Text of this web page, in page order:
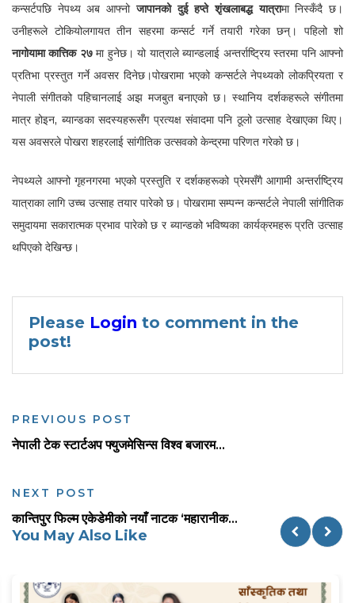
कन्सर्टपछि नेपथ्य अब आफ्नोजापानको दुई हप्ते शृंखलाबद्ध यात्रामा निस्कँदै छ।
उनीहरूले टोकियोलगायत तीन सहरमा कन्सर्ट गर्ने तयारी गरेका छन्। पहिलो शो
नागोयामा कात्तिक २७मा हुनेछ। यो यात्राले ब्यान्डलाई अन्तर्राष्ट्रिय स्तरमा पनि आफ्नो
प्रतिभा प्रस्तुत गर्ने अवसर दिनेछ।पोखरामा भएको कन्सर्टले नेपथ्यको लोकप्रियता र
नेपाली संगीतको पहिचानलाई अझ मजबुत बनाएको छ। स्थानिय दर्शकहरूले संगीतमा
मात्र होइन, ब्यान्डका सदस्यहरूसँग प्रत्यक्ष संवादमा पनि ठूलो उत्साह देखाएका थिए।
यस अवसरले पोखरा शहरलाई सांगीतिक उत्सवको केन्द्रमा परिणत गरेको छ।
नेपथ्यले आफ्नो गृहनगरमा भएको प्रस्तुति र दर्शकहरूको प्रेमसँगै आगामी अन्तर्राष्ट्रिय
यात्राका लागि उच्च उत्साह तयार पारेको छ। पोखरामा सम्पन्न कन्सर्टले नेपाली सांगीतिक
समुदायमा सकारात्मक प्रभाव पारेको छ र ब्यान्डको भविष्यका कार्यक्रमहरू प्रति उत्साह
थपिएको देखिन्छ।
Please Login to comment in the
post!
PREVIOUS POST
नेपाली टेक स्टार्टअप फ्युजमेसिन्स विश्व बजारम...
NEXT POST
कान्तिपुर फिल्म एकेडेमीको नयाँ नाटक ‘महारानीक...
You May Also Like